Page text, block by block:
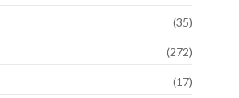
(35)
(272)
(17)